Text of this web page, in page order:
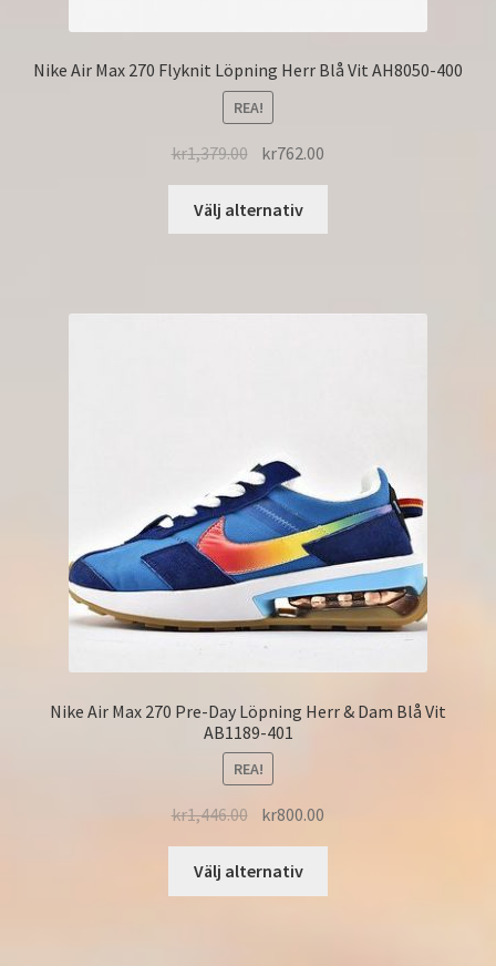
Nike Air Max 270 Flyknit Löpning Herr Blå Vit AH8050-400
REA!
kr1,379.00 kr762.00
Välj alternativ
Nike Air Max 270 Pre-Day Löpning Herr & Dam Blå Vit
AB1189-401
REA!
kr1,446.00 kr800.00
Välj alternativ